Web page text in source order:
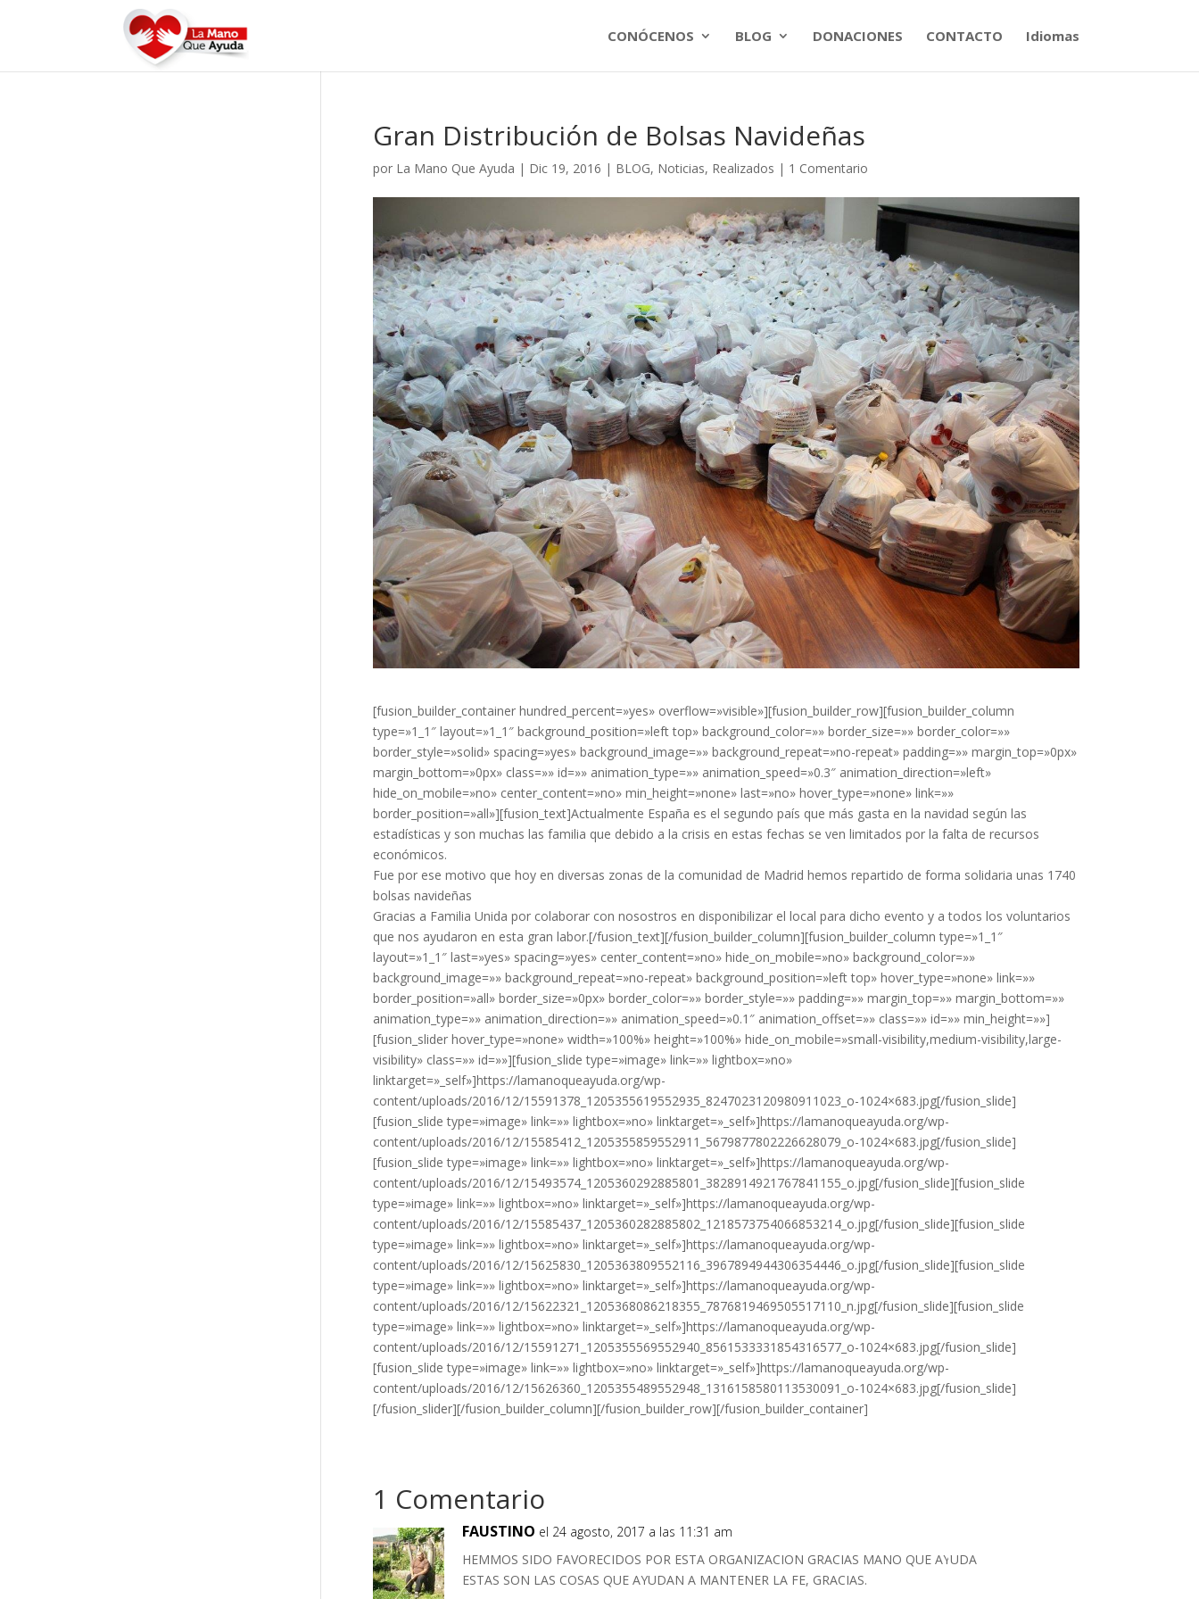
CONÓCENOS BLOG DONACIONES CONTACTO Idiomas
Gran Distribución de Bolsas Navideñas
por La Mano Que Ayuda | Dic 19, 2016 | BLOG, Noticias, Realizados | 1 Comentario
[fusion_builder_container hundred_percent=»yes» overflow=»visible»][fusion_builder_row][fusion_builder_column
type=»1_1″ layout=»1_1″ background_position=»left top» background_color=»» border_size=»» border_color=»»
border_style=»solid» spacing=»yes» background_image=»» background_repeat=»no-repeat» padding=»» margin_top=»0px»
margin_bottom=»0px» class=»» id=»» animation_type=»» animation_speed=»0.3″ animation_direction=»left»
hide_on_mobile=»no» center_content=»no» min_height=»none» last=»no» hover_type=»none» link=»»
border_position=»all»][fusion_text]Actualmente España es el segundo país que más gasta en la navidad según las
estadísticas y son muchas las familia que debido a la crisis en estas fechas se ven limitados por la falta de recursos
económicos.
Fue por ese motivo que hoy en diversas zonas de la comunidad de Madrid hemos repartido de forma solidaria unas 1740
bolsas navideñas
Gracias a Familia Unida por colaborar con nosostros en disponibilizar el local para dicho evento y a todos los voluntarios
que nos ayudaron en esta gran labor.[/fusion_text][/fusion_builder_column][fusion_builder_column type=»1_1″
layout=»1_1″ last=»yes» spacing=»yes» center_content=»no» hide_on_mobile=»no» background_color=»»
background_image=»» background_repeat=»no-repeat» background_position=»left top» hover_type=»none» link=»»
border_position=»all» border_size=»0px» border_color=»» border_style=»» padding=»» margin_top=»» margin_bottom=»»
animation_type=»» animation_direction=»» animation_speed=»0.1″ animation_offset=»» class=»» id=»» min_height=»»]
[fusion_slider hover_type=»none» width=»100%» height=»100%» hide_on_mobile=»small-visibility,medium-visibility,large-
visibility» class=»» id=»»][fusion_slide type=»image» link=»» lightbox=»no»
linktarget=»_self»]https://lamanoqueayuda.org/wp-
content/uploads/2016/12/15591378_1205355619552935_8247023120980911023_o-1024×683.jpg[/fusion_slide]
[fusion_slide type=»image» link=»» lightbox=»no» linktarget=»_self»]https://lamanoqueayuda.org/wp-
content/uploads/2016/12/15585412_1205355859552911_5679877802226628079_o-1024×683.jpg[/fusion_slide]
[fusion_slide type=»image» link=»» lightbox=»no» linktarget=»_self»]https://lamanoqueayuda.org/wp-
content/uploads/2016/12/15493574_1205360292885801_3828914921767841155_o.jpg[/fusion_slide][fusion_slide
type=»image» link=»» lightbox=»no» linktarget=»_self»]https://lamanoqueayuda.org/wp-
content/uploads/2016/12/15585437_1205360282885802_1218573754066853214_o.jpg[/fusion_slide][fusion_slide
type=»image» link=»» lightbox=»no» linktarget=»_self»]https://lamanoqueayuda.org/wp-
content/uploads/2016/12/15625830_1205363809552116_3967894944306354446_o.jpg[/fusion_slide][fusion_slide
type=»image» link=»» lightbox=»no» linktarget=»_self»]https://lamanoqueayuda.org/wp-
content/uploads/2016/12/15622321_1205368086218355_7876819469505517110_n.jpg[/fusion_slide][fusion_slide
type=»image» link=»» lightbox=»no» linktarget=»_self»]https://lamanoqueayuda.org/wp-
content/uploads/2016/12/15591271_1205355569552940_8561533331854316577_o-1024×683.jpg[/fusion_slide]
[fusion_slide type=»image» link=»» lightbox=»no» linktarget=»_self»]https://lamanoqueayuda.org/wp-
content/uploads/2016/12/15626360_1205355489552948_1316158580113530091_o-1024×683.jpg[/fusion_slide]
[/fusion_slider][/fusion_builder_column][/fusion_builder_row][/fusion_builder_container]
1 Comentario
FAUSTINO el 24 agosto, 2017 a las 11:31 am
HEMMOS SIDO FAVORECIDOS POR ESTA ORGANIZACION GRACIAS MANO QUE AYUDA
ESTAS SON LAS COSAS QUE AYUDAN A MANTENER LA FE, GRACIAS.
Responder